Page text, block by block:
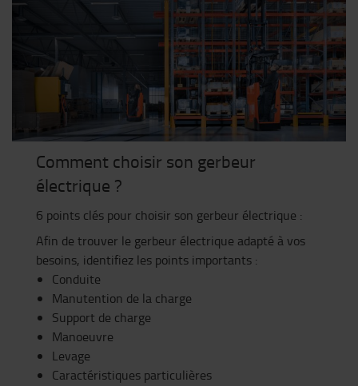
Comment choisir son gerbeur
électrique ?
6 points clés pour choisir son gerbeur électrique :
Afin de trouver le gerbeur électrique adapté à vos
besoins, identifiez les points importants :
Conduite
Manutention de la charge
Support de charge
Manoeuvre
Levage
Caractéristiques particulières